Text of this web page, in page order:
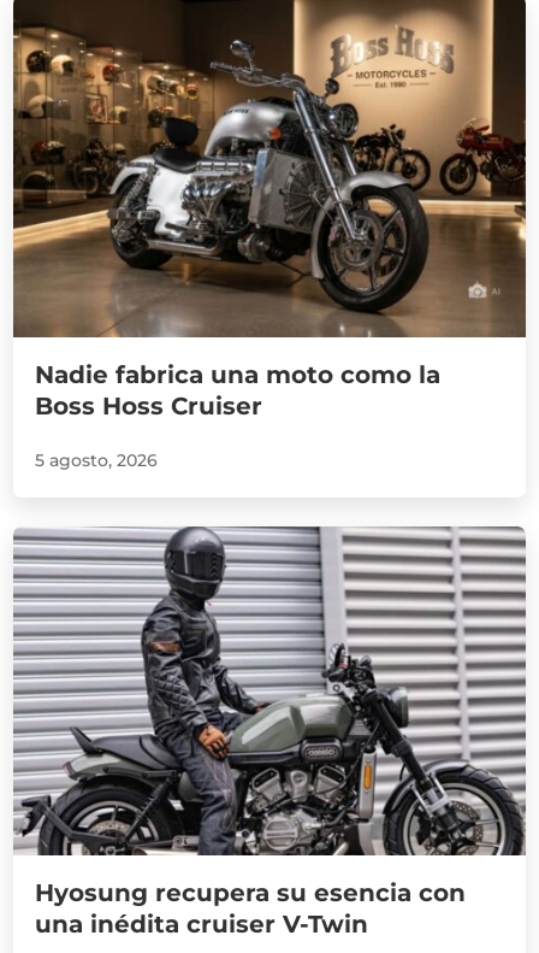
Nadie fabrica una moto como la
Boss Hoss Cruiser
5 agosto, 2026
Hyosung recupera su esencia con
una inédita cruiser V-Twin